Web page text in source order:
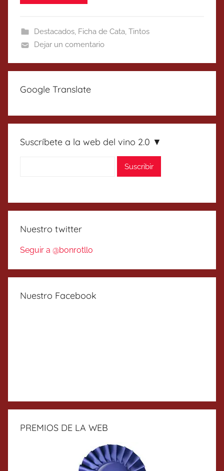
Destacados, Ficha de Cata, Tintos
Dejar un comentario
Google Translate
Suscríbete a la web del vino 2.0 ▼
Nuestro twitter
Seguir a @bonrotllo
Nuestro Facebook
PREMIOS DE LA WEB